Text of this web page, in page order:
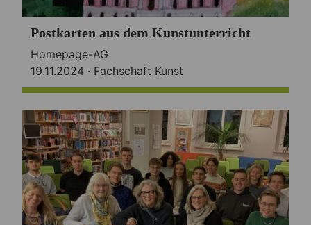
Postkarten aus dem Kunstunterricht
Homepage-AG
19.11.2024 · Fachschaft Kunst